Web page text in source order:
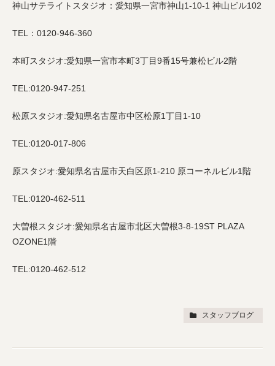
神山サテライトスタジオ：愛知県一宮市神山1-10-1 神山ビル102
TEL：0120-946-360
本町スタジオ:愛知県一宮市本町3丁目9番15号兼松ビル2階
TEL:0120-947-251
松原スタジオ:愛知県名古屋市中区松原1丁目1-10
TEL:0120-017-806
原スタジオ:愛知県名古屋市天白区原1-210 原コーネルビル1階
TEL:0120-462-511
大曽根スタジオ:愛知県名古屋市北区大曽根3-8-19ST PLAZA
OZONE1階
TEL:0120-462-512
スタッフブログ